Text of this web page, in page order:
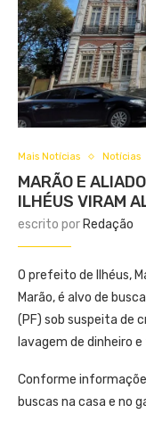
Mais Notícias Notícias
MARÃO E
ILHÉUS VIRAM
escrito por Redação
O prefeito de Ilhéus,
Marão, é alvo de
(PF) sob suspeita de
lavagem de dinheiro
Conforme
buscas na casa e no